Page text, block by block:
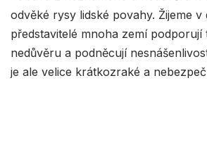
odvěké rysy lidské povahy. Žijeme
představitelé mnoha zemí podporují
nedůvěru a podněcují
je ale velice krátkozraké a